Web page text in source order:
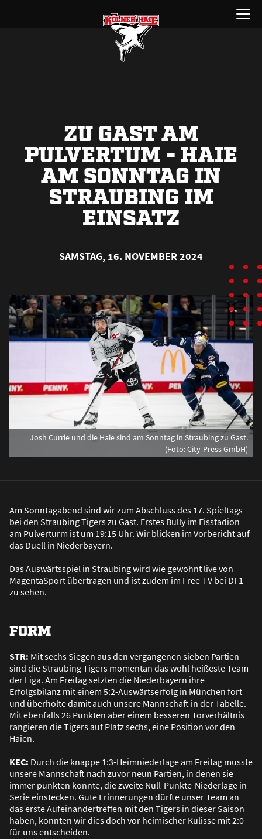
Menü
öffnen
ZU GAST AM
PULVERTUM - HAIE
AM SONNTAG IN
STRAUBING IM
EINSATZ
SAMSTAG, 16. NOVEMBER 2024
Josh Currie und die Haie sind am Sonntag in Straubing zu Gast.
(Foto: City-Press GmbH)
Am Sonntagabend sind wir zum Abschluss des 17. Spieltags
bei den Straubing Tigers zu Gast. Erstes Bully im Eisstadion
am Pulverturm ist um 19:15 Uhr. Wir blicken im Vorbericht auf
das Duell in Niederbayern.
Das Auswärtsspiel in Straubing wird wie gewohnt live von
MagentaSport übertragen und ist zudem im Free-TV bei DF1
zu sehen.
FORM
STR: Mit sechs Siegen aus den vergangenen sieben Partien
sind die Straubing Tigers momentan das wohl heißeste Team
der Liga. Am Freitag setzten die Niederbayern ihre
Erfolgsbilanz mit einem 5:2-Auswärtserfolg in München fort
und überholte damit auch unsere Mannschaft in der Tabelle.
Mit ebenfalls 26 Punkten aber einem besseren Torverhältnis
rangieren die Tigers auf Platz sechs, eine Position vor den
Haien.
KEC: Durch die knappe 1:3-Heimniederlage am Freitag musste
unsere Mannschaft nach zuvor neun Partien, in denen sie
immer punkten konnte, die zweite Null-Punkte-Niederlage in
Serie einstecken. Gute Erinnerungen dürfte unser Team an
das erste Aufeinandertreffen mit den Tigers in dieser Saison
haben, konnten wir dies doch vor heimischer Kulisse mit 2:0
für uns entscheiden.